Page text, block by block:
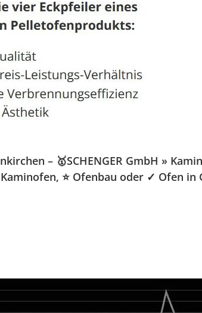
– 🥇SCHENGER GmbH »
⭐ Ofenbau oder ✓ Ofen